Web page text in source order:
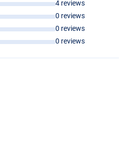
4 reviews
0 reviews
0 reviews
0 reviews